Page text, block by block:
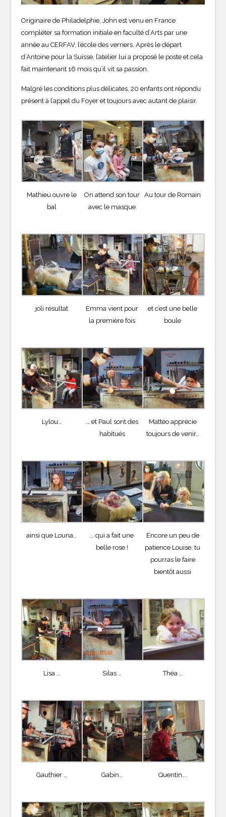
Originaire de Philadelphie, John est venu en France
compléter sa formation initiale en faculté d’Arts par une
année au CERFAV, l’école des verriers. Après le départ
d’Antoine pour la Suisse, l’atelier lui a proposé le poste et cela
fait maintenant 16 mois qu’il vit sa passion.
Malgré les conditions plus délicates, 20 enfants ont répondu
présent à l’appel du Foyer et toujours avec autant de plaisir.
Mathieu ouvre le
bal
On attend son tour
avec le masque
Au tour de Romain
joli résultat
Emma vient pour
la première fois
et c’est une belle
boule
Lylou…
… et Paul sont des
habitués
Mattéo apprécie
toujours de venir…
ainsi que Louna…
… qui a fait une
belle rose !
Encore un peu de
patience Louise, tu
pourras le faire
bientôt aussi
Lisa … Silas … Théa …
Gauthier … Gabin… Quentin….